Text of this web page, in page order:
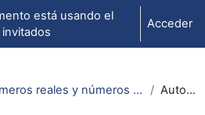
está usando el
Acceder
Tema 1. Números reales y números complejos. Ecuaciones e inecuaciones Autoevaluación